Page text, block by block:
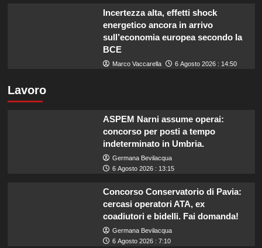
Incertezza alta, effetti shock
energetico ancora in arrivo
sull’economia europea secondo la
BCE
Marco Vaccarella 6 Agosto 2026 : 14:50
Lavoro
ASPEM Narni assume operai:
concorso per posti a tempo
indeterminato in Umbria.
Germana Bevilacqua
6 Agosto 2026 : 13:15
Concorso Conservatorio di Pavia:
cercasi operatori ATA, ex
coadiutori e bidelli. Fai domanda!
Germana Bevilacqua
6 Agosto 2026 : 7:10